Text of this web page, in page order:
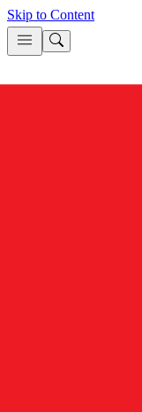
Skip to Content